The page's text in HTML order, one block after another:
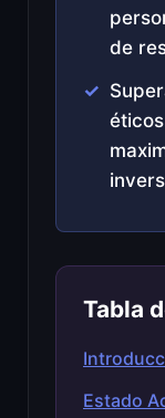
de
Tabla
Estado